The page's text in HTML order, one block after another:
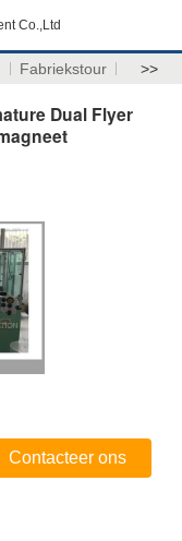
Co.,Ltd
Fabriekstour >>
Dual Flyer
Contacteer ons